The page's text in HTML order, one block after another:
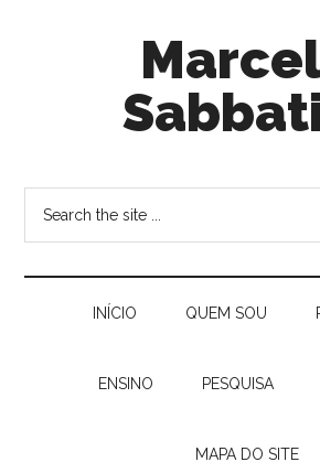
INÍ­CIO QUEM SOU
ENSINO PESQUISA
MAPA DO SITE